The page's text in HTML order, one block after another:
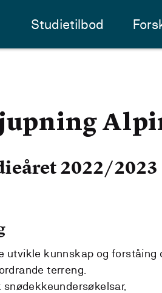
Studietilbod
2022/2023
utvikle kunnskap og forståing
terreng.